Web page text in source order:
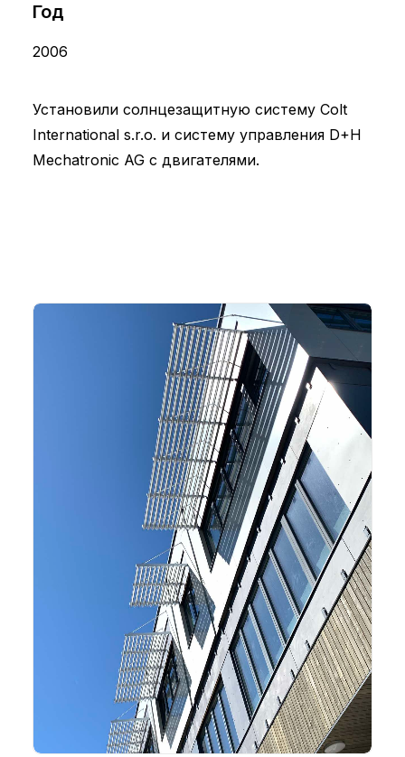
Год
2006
Установили солнцезащитную систему Colt
International s.r.o. и систему управления D+H
Mechatronic AG с двигателями.